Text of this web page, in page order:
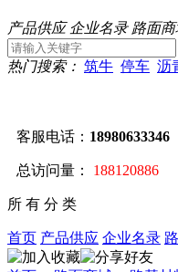
产品供应 企业名录 路面
热门搜索： 筑牛 停车 沥
客服电话： 18980633346
总访问量： 188120886
所 有 分 类
首页 产品供应 企业名录